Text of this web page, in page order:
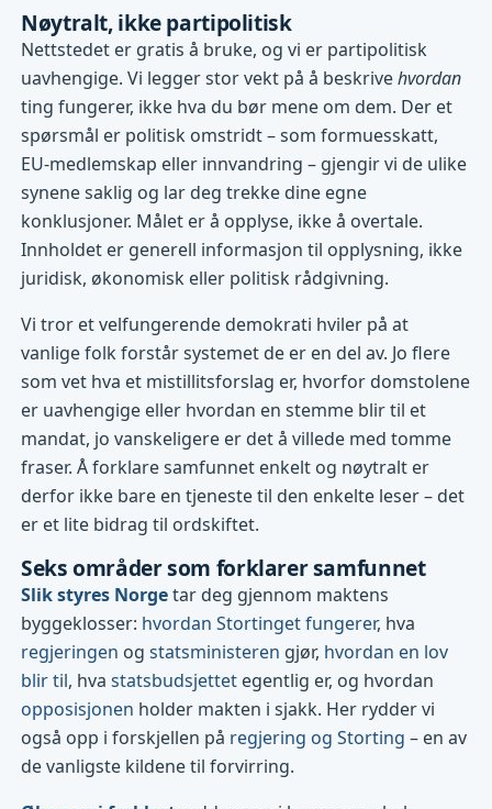
Nøytralt, ikke partipolitisk
Nettstedet er gratis å bruke, og vi er partipolitisk
uavhengige. Vi legger stor vekt på å beskrivehvordan
ting fungerer, ikke hva du bør mene om dem. Der et
spørsmål er politisk omstridt – som formuesskatt,
EU-medlemskap eller innvandring – gjengir vi de ulike
synene saklig og lar deg trekke dine egne
konklusjoner. Målet er å opplyse, ikke å overtale.
Innholdet er generell informasjon til opplysning, ikke
juridisk, økonomisk eller politisk rådgivning.
Vi tror et velfungerende demokrati hviler på at
vanlige folk forstår systemet de er en del av. Jo flere
som vet hva et mistillitsforslag er, hvorfor domstolene
er uavhengige eller hvordan en stemme blir til et
mandat, jo vanskeligere er det å villede med tomme
fraser. Å forklare samfunnet enkelt og nøytralt er
derfor ikke bare en tjeneste til den enkelte leser – det
er et lite bidrag til ordskiftet.
Seks områder som forklarer samfunnet
Slik styres Norgetar deg gjennom maktens
byggeklosser: hvordan Stortinget fungerer, hva
regjeringen ogstatsministeren gjør, hvordan en lov
blir til, hvastatsbudsjettet egentlig er, og hvordan
opposisjonen holder makten i sjakk. Her rydder vi
også opp i forskjellen på regjering og Storting – en av
de vanligste kildene til forvirring.